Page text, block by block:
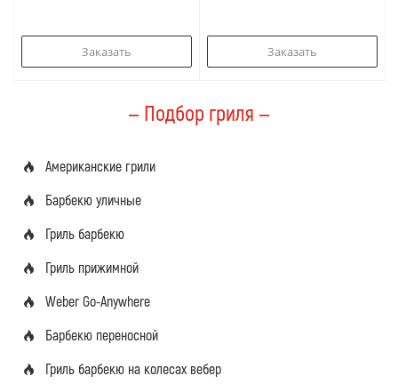
Заказать Заказать
— Подбор гриля —
Американские грили
Барбекю уличные
Гриль барбекю
Гриль прижимной
Weber Go-Anywhere
Барбекю переносной
Гриль барбекю на колесах вебер